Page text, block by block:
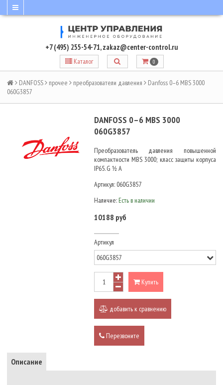
+7 (495) 255-54-71,zakaz@center-control.ru
Каталог 0
DANFOSS прочее преобразователи давления
Danfoss 0–6 MBS 3000
060G3857
DANFOSS 0–6 MBS 3000
060G3857
Преобразователь давления повышенной
компактности MBS 3000; класс защиты корпуса
IP65. G ½ А
Артикул: 060G3857
Наличие: Есть в наличии
10188 руб
Артикул
Купить
добавить к сравнению
Перезвоните
Описание